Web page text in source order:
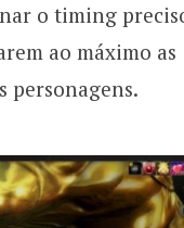
o timing
ao máximo as
personagens.